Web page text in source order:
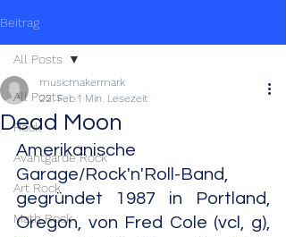
Beitrag
All Posts
Rock
Avantgarde Rock
Art Rock
Math Rock
All Posts
Dead Moon
musicmakermark
22. Feb.1 Min. Lesezeit
Amerikanische
Garage/Rock'n'Roll-Band,
gegründet 1987 in Portland,
Oregon, von Fred Cole (vcl, g),